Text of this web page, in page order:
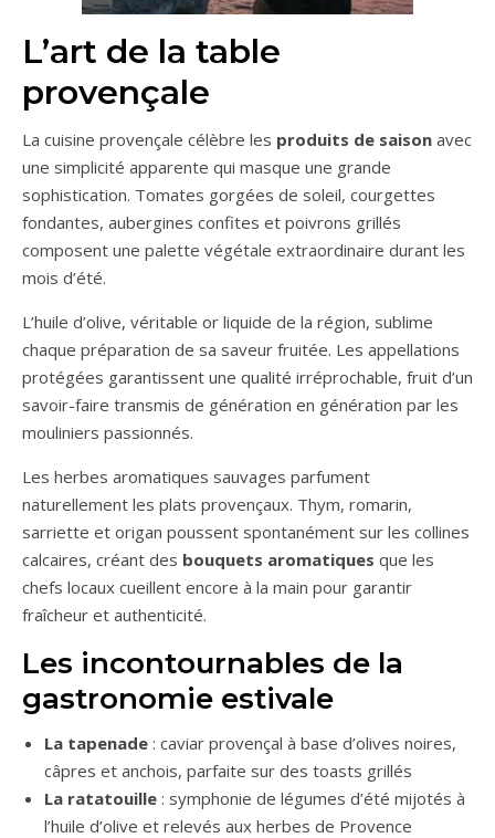
L’art de la table
provençale
La cuisine provençale célèbre les produits de saison avec
une simplicité apparente qui masque une grande
sophistication. Tomates gorgées de soleil, courgettes
fondantes, aubergines confites et poivrons grillés
composent une palette végétale extraordinaire durant les
mois d’été.
L’huile d’olive, véritable or liquide de la région, sublime
chaque préparation de sa saveur fruitée. Les appellations
protégées garantissent une qualité irréprochable, fruit d’un
savoir-faire transmis de génération en génération par les
mouliniers passionnés.
Les herbes aromatiques sauvages parfument
naturellement les plats provençaux. Thym, romarin,
sarriette et origan poussent spontanément sur les collines
calcaires, créant des bouquets aromatiques que les
chefs locaux cueillent encore à la main pour garantir
fraîcheur et authenticité.
Les incontournables de la
gastronomie estivale
La tapenade : caviar provençal à base d’olives noires,
câpres et anchois, parfaite sur des toasts grillés
La ratatouille : symphonie de légumes d’été mijotés à
l’huile d’olive et relevés aux herbes de Provence